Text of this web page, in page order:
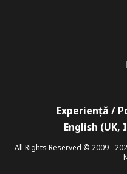
Experiență /
English (UK,
All Rights Reserved © 2009 -